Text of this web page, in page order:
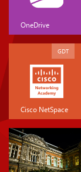
OneDrive
Cisco NetSpace
GDT